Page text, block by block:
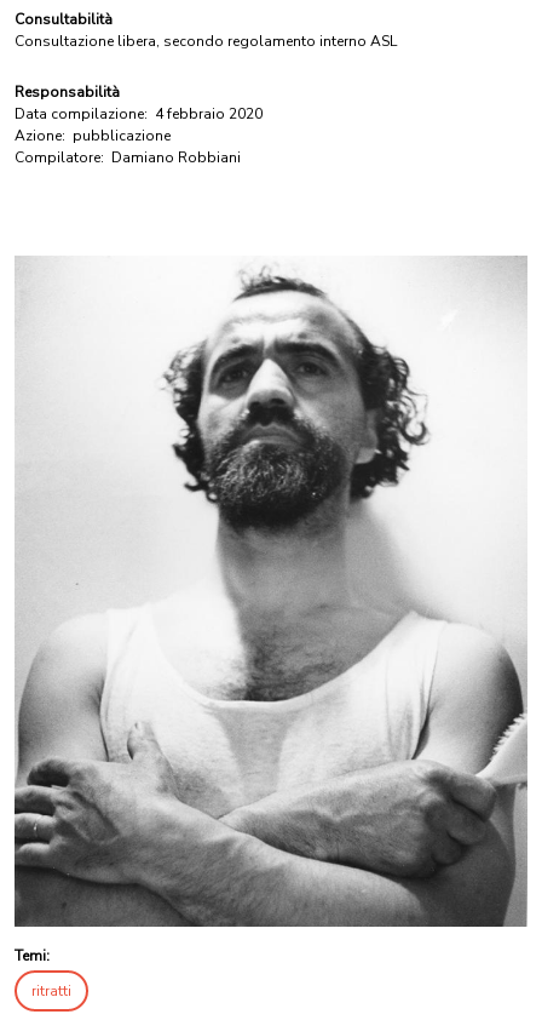
Consultabilità
Consultazione libera, secondo regolamento interno ASL
Responsabilità
Data compilazione: 4 febbraio 2020
Azione: pubblicazione
Compilatore: Damiano Robbiani
Temi:
ritratti